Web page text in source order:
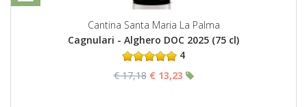
Cantina Santa Maria La Palma
Cagnulari - Alghero DOC 2025 (75 cl)
4
€ 17,18 € 13,23